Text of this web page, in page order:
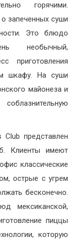
горячими.
запеченных суши
Это блюдо
необычный,
приготовления
шкафу. На суши
майонеза и
Club представлен
Клиенты имеют
классические
острые с угрем
бесконечно.
мексиканской,
пиццы
которую